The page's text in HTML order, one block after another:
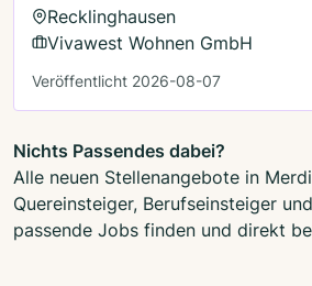
Recklinghausen
Vivawest Wohnen GmbH
Veröffentlicht 2026-08-07
Nichts Passendes dabei?
Alle neuen Stellenangebote in
Quereinsteiger, Berufseinsteiger
passende Jobs finden und direkt